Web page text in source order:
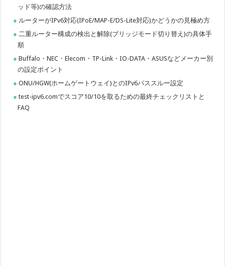
ッド等)の確認方法
ルーターがIPv6対応(IPoE/MAP-E/DS-Lite対応)かどうかの見極め方
二重ルーター構成の検出と解除(ブリッジモード切り替え)の具体手
順
Buffalo・NEC・Elecom・TP-Link・IO-DATA・ASUSなどメーカー別
の設定ポイント
ONU/HGW(ホームゲートウェイ)とのIPv6パススルー設定
test-ipv6.comでスコア10/10を取るための最終チェックリストと
FAQ